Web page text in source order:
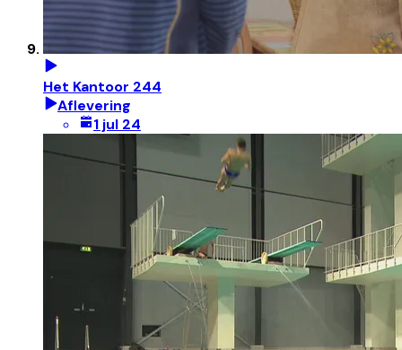
Het Kantoor 244
Aflevering
1 jul 24